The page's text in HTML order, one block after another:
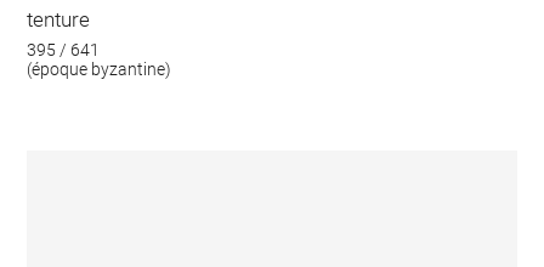
tenture
395 / 641
(époque byzantine)